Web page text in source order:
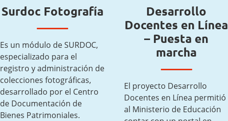
Surdoc Fotografía
Es un módulo de SURDOC,
especializado para el
registro y administración de
colecciones fotográficas,
desarrollado por el Centro
de Documentación de
Bienes Patrimoniales.
Desarrollo
Docentes en Línea
– Puesta en
marcha
El proyecto Desarrollo
Docentes en Línea permitió
al Ministerio de Educación